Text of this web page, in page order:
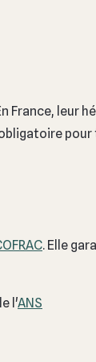
France, leur
. Elle
l'ANS